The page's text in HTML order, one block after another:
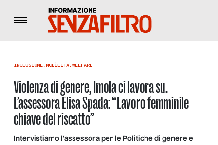
Menu
INCLUSIONE,NOBÌLITA,WELFARE
Violenza di genere, Imola ci lavora su.
L’assessora Elisa Spada: “Lavoro femminile
chiave del riscatto”
Intervistiamo l’assessora per le Politiche di genere e